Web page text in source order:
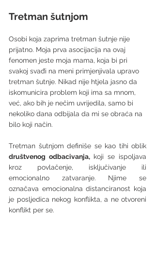
Tretman šutnjom
Osobi koja zaprima tretman šutnje nije
prijatno. Moja prva asocijacija na ovaj
fenomen jeste moja mama, koja bi pri
svakoj svađi na meni primjenjivala upravo
tretman šutnje. Nikad nije htjela jasno da
iskomunicira problem koji ima sa mnom,
već, ako bih je nečim uvrijedila, samo bi
nekoliko dana odbijala da mi se obraća na
bilo koji način.
društvenog odbacivanja, koji se ispoljava
kroz povlačenje, isključivanje ili
emocionalno zatvaranje. Njime se
označava emocionalna distanciranost koja
je posljedica nekog konflikta, a ne otvoreni
konflikt per se.